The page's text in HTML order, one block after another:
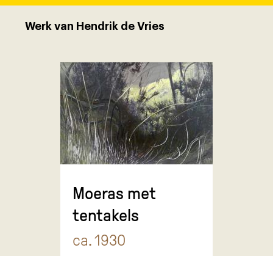
Werk van Hendrik de Vries
Moeras met
tentakels
ca. 1930